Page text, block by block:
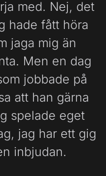
med. Nej, det
hade fått höra
jaga mig än
Men en dag
jobbade på
att han gärna
spelade eget
jag har ett gig
inbjudan.